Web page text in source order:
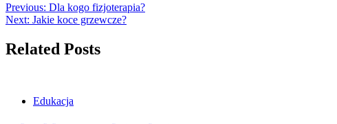
Previous: Dla kogo fizjoterapia?
Next: Jakie koce grzewcze?
Related Posts
Edukacja